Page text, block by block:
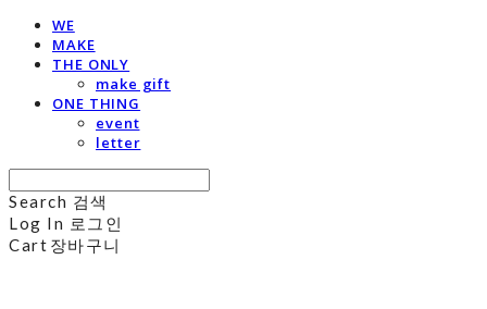
WE
MAKE
THE ONLY
make gift
ONE THING
event
letter
Search 검색
Log In 로그인
Cart 장바구니